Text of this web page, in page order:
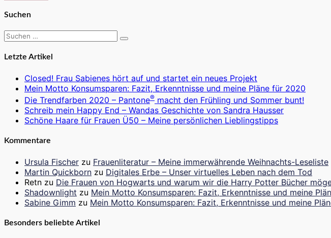
Suchen
Suchen
Suchen
Letzte Artikel
Closed! Frau Sabienes hört auf und startet ein neues Projekt
Mein Motto Konsumsparen: Fazit, Erkenntnisse und meine Pläne für 2020
Die Trendfarben 2020 – Pantone® macht den Frühling und Sommer bunt!
Schreib mein Happy End – Wandas Geschichte von Sandra Hausser
Schöne Haare für Frauen Ü50 – Meine persönlichen Lieblingstipps
Kommentare
Ursula Fischer zu Frauenliteratur – Meine immerwährende Weihnachts-Leseliste
Martin Quickborn zu Digitales Erbe – Unser virtuelles Leben nach dem Tod
Retn zu Die Frauen von Hogwarts und warum wir die Harry Potter Bücher
Shadownlight zu Mein Motto Konsumsparen: Fazit, Erkenntnisse und meine
Sabine Gimm zu Mein Motto Konsumsparen: Fazit, Erkenntnisse und meine
Besonders beliebte Artikel